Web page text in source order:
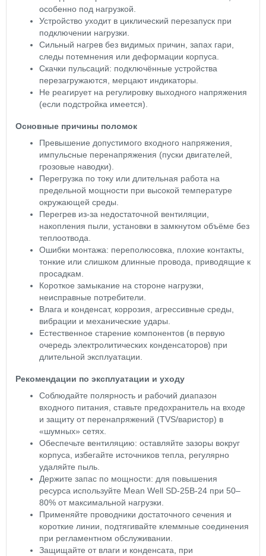
особенно под нагрузкой.
Устройство уходит в циклический перезапуск при
подключении нагрузки.
Сильный нагрев без видимых причин, запах гари,
следы потемнения или деформации корпуса.
Скачки пульсаций: подключённые устройства
перезагружаются, мерцают индикаторы.
Не реагирует на регулировку выходного напряжения
(если подстройка имеется).
Основные причины поломок
Превышение допустимого входного напряжения,
импульсные перенапряжения (пуски двигателей,
грозовые наводки).
Перегрузка по току или длительная работа на
предельной мощности при высокой температуре
окружающей среды.
Перегрев из‑за недостаточной вентиляции,
накопления пыли, установки в замкнутом объёме без
теплоотвода.
Ошибки монтажа: переполюсовка, плохие контакты,
тонкие или слишком длинные провода, приводящие к
просадкам.
Короткое замыкание на стороне нагрузки,
неисправные потребители.
Влага и конденсат, коррозия, агрессивные среды,
вибрации и механические удары.
Естественное старение компонентов (в первую
очередь электролитических конденсаторов) при
длительной эксплуатации.
Рекомендации по эксплуатации и уходу
Соблюдайте полярность и рабочий диапазон
входного питания, ставьте предохранитель на входе
и защиту от перенапряжений (TVS/варистор) в
«шумных» сетях.
Обеспечьте вентиляцию: оставляйте зазоры вокруг
корпуса, избегайте источников тепла, регулярно
удаляйте пыль.
Держите запас по мощности: для повышения
ресурса используйте Mean Well SD-25B-24 при 50–
80% от максимальной нагрузки.
Применяйте проводники достаточного сечения и
короткие линии, подтягивайте клеммные соединения
при регламентном обслуживании.
Защищайте от влаги и конденсата, при